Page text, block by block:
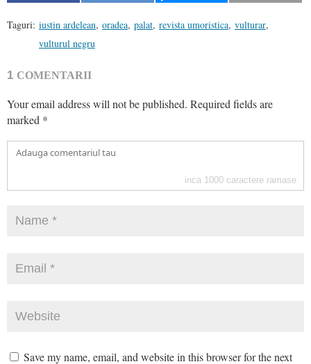
Taguri: iustin ardelean, oradea, palat, revista umoristica, vulturar,
vulturul negru
1 COMENTARII
Your email address will not be published. Required fields are
marked *
inca 1000 caractere ramase
Save my name, email, and website in this browser for the next